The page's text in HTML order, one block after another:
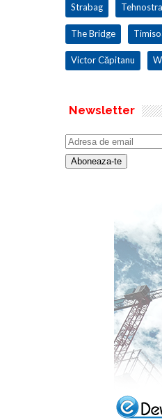
Strabag
The Bridge
Victor Căpitanu
Newsletter